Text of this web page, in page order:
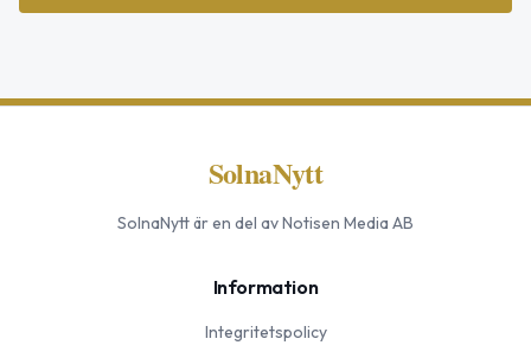
SolnaNytt
SolnaNyttär en del av Notisen Media AB
Information
Integritetspolicy